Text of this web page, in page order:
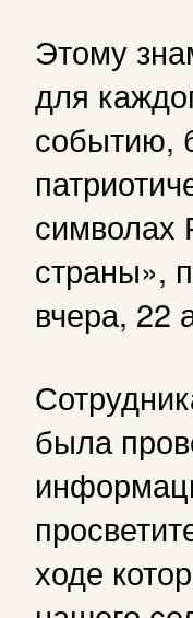
Этому
для
событию,
символах
страны»,
вчера, 22
была
ходе